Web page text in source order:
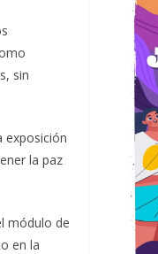
sin
exposición
la paz
módulo de
en la